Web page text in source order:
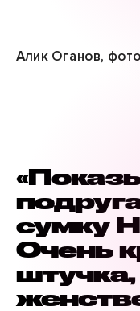
Алик Оганов,
сумку
Очень
штучка,